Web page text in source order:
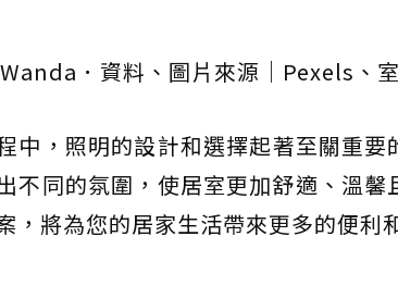
Wanda．資料、圖片來源｜Pexels、
中，照明的設計和選擇起著至關重
不同的氛圍，使居室更加舒適、溫
，將為您的居家生活帶來更多的便利